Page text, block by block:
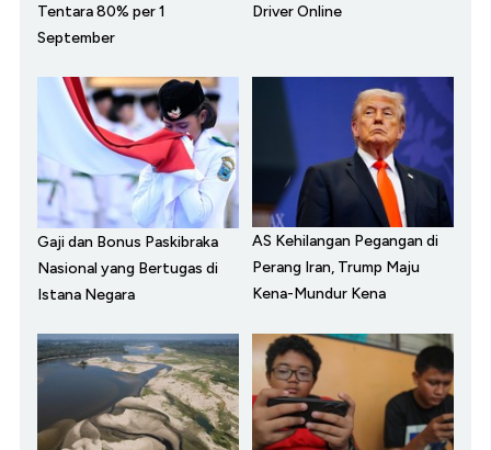
Tentara 80% per 1
September
Driver Online
Gaji dan Bonus Paskibraka
Nasional yang Bertugas di
Istana Negara
AS Kehilangan Pegangan di
Perang Iran, Trump Maju
Kena-Mundur Kena